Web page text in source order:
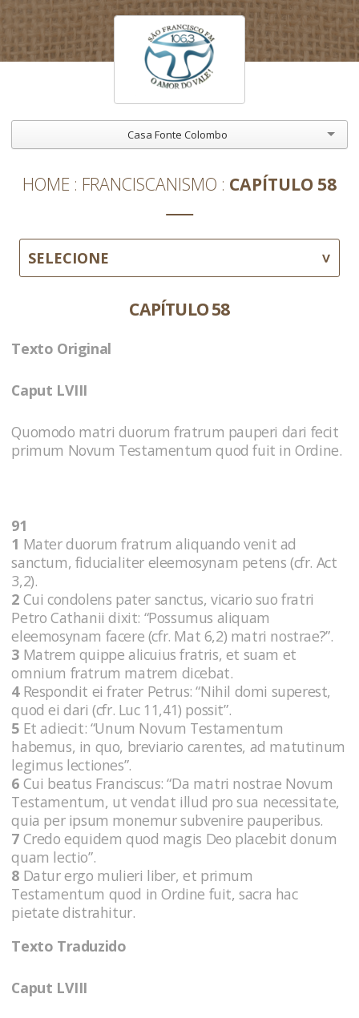
Casa Fonte Colombo
HOME FRANCISCANISMO CAPÍTULO 58
SELECIONE
CAPÍTULO 58
Texto Original
Caput LVIII
Quomodo matri duorum fratrum pauperi dari fecit
primum Novum Testamentum quod fuit in Ordine.
91
1 Mater duorum fratrum aliquando venit ad
sanctum, fiducialiter eleemosynam petens (cfr. Act
3,2).
2 Cui condolens pater sanctus, vicario suo fratri
Petro Cathanii dixit: “Possumus aliquam
eleemosynam facere (cfr. Mat 6,2) matri nostrae?”.
3 Matrem quippe alicuius fratris, et suam et
omnium fratrum matrem dicebat.
4Respondit ei frater Petrus: “Nihil domi superest,
quod ei dari (cfr. Luc 11,41) possit”.
5 Et adiecit: “Unum Novum Testamentum
habemus, in quo, breviario carentes, ad matutinum
legimus lectiones”.
6 Cui beatus Franciscus: “Da matri nostrae Novum
Testamentum, ut vendat illud pro sua necessitate,
quia per ipsum monemur subvenire pauperibus.
7 Credo equidem quod magis Deo placebit donum
quam lectio”.
8 Datur ergo mulieri liber, et primum
Testamentum quod in Ordine fuit, sacra hac
pietate distrahitur.
Texto Traduzido
Caput LVIII